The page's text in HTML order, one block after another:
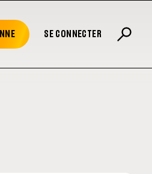
SE CONNECTER